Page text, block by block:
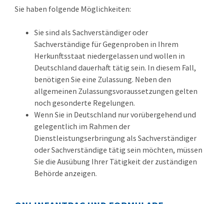
Sie haben folgende Möglichkeiten:
Sie sind als Sachverständiger oder
Sachverständige für Gegenproben in Ihrem
Herkunftsstaat niedergelassen und wollen in
Deutschland dauerhaft tätig sein. In diesem Fall,
benötigen Sie eine Zulassung. Neben den
allgemeinen Zulassungsvoraussetzungen gelten
noch gesonderte Regelungen.
Wenn Sie in Deutschland nur vorübergehend und
gelegentlich im Rahmen der
Dienstleistungserbringung als Sachverständiger
oder Sachverständige tätig sein möchten, müssen
Sie die Ausübung Ihrer Tätigkeit der zuständigen
Behörde anzeigen.